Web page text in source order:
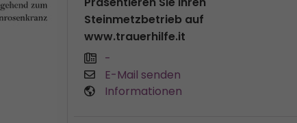
Steinmetzbetrieb auf
www.trauerhilfe.it
-
E-Mail senden
Informationen